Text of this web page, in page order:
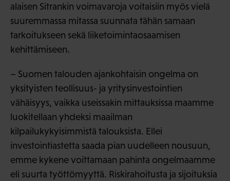
alaisen Sitrankin voimavaroja voitaisiin myös vielä
suuremmassa mitassa suunnata tähän samaan
tarkoitukseen sekä liiketoimintaosaamisen
kehittämiseen.
– Suomen talouden ajankohtaisin ongelma on
yksityisten teollisuus- ja yritysinvestointien
vähäisyys, vaikka useissakin mittauksissa maamme
luokitellaan yhdeksi maailman
kilpailukykyisimmistä talouksista. Ellei
investointiastetta saada pian uudelleen nousuun,
emme kykene voittamaan pahinta ongelmaamme
eli suurta työttömyyttä. Riskirahoitusta ja sijoituksia